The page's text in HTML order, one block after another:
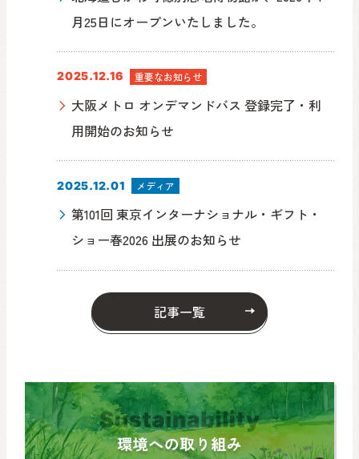
月25日にオープンいたしました。
2025.12.16 重要なお知らせ
大阪メトロ オンデマンドバス 登録完了・利
用開始のお知らせ
2025.12.01 メディア
第101回 東京インターナショナル・ギフト・
ショー春2026 出展のお知らせ
記事一覧